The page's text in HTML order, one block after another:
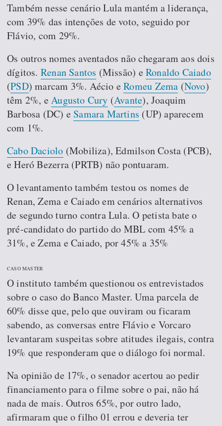
Também nesse cenário Lula mantém a liderança,
com 39% das intenções de voto, seguido por
Flávio, com 29%.
Os outros nomes aventados não chegaram aos dois
dígitos. Renan Santos (Missão) e Ronaldo Caiado
(PSD) marcam 3%. Aécio eRomeu Zema (Novo)
têm 2%, eAugusto Cury (Avante), Joaquim
Barbosa (DC) e Samara Martins (UP) aparecem
com 1%.
Cabo Daciolo (Mobiliza), Edmilson Costa (PCB),
e Heró Bezerra (PRTB) não pontuaram.
O levantamento também testou os nomes de
Renan, Zema e Caiado em cenários alternativos
de segundo turno contra Lula. O petista bate o
pré-candidato do partido do MBL com 45% a
31%, e Zema e Caiado, por 45% a 35%
CASO MASTER
O instituto também questionou os entrevistados
sobre o caso do Banco Master. Uma parcela de
60% disse que, pelo que ouviram ou ficaram
sabendo, as conversas entre Flávio e Vorcaro
levantaram suspeitas sobre atitudes ilegais, contra
19% que responderam que o diálogo foi normal.
Na opinião de 17%, o senador acertou ao pedir
financiamento para o filme sobre o pai, não há
nada de mais. Outros 65%, por outro lado,
afirmaram que o filho 01 errou e deveria ter